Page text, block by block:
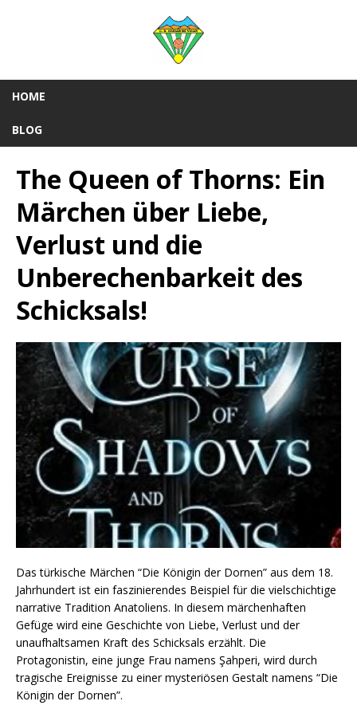
HOME
BLOG
The Queen of Thorns: Ein
Märchen über Liebe,
Verlust und die
Unberechenbarkeit des
Schicksals!
Das türkische Märchen “Die Königin der Dornen” aus dem 18.
Jahrhundert ist ein faszinierendes Beispiel für die vielschichtige
narrative Tradition Anatoliens. In diesem märchenhaften
Gefüge wird eine Geschichte von Liebe, Verlust und der
unaufhaltsamen Kraft des Schicksals erzählt. Die
Protagonistin, eine junge Frau namens Şahperi, wird durch
tragische Ereignisse zu einer mysteriösen Gestalt namens “Die
Königin der Dornen”.